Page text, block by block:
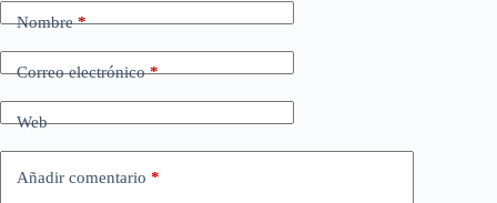
Nombre*
Correo electrónico*
Web
Añadir comentario *